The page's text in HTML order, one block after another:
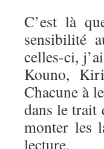
C’est là
sensibilité
celles-ci,
Kouno,
Chacune à
dans le trait
monter les
lecture.